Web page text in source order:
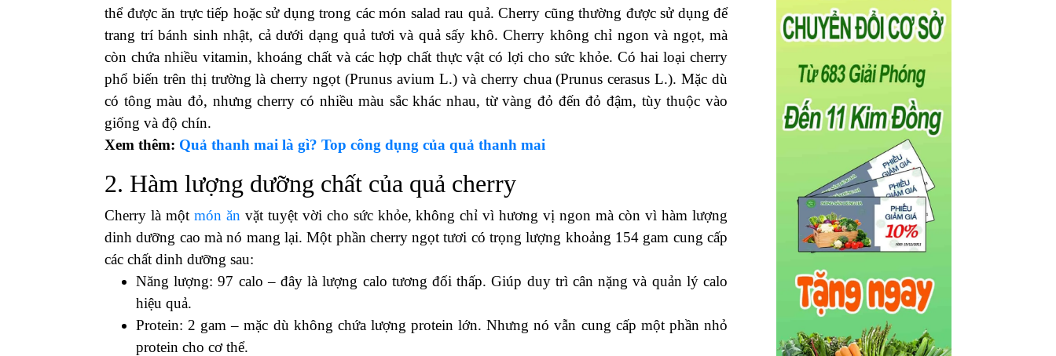
thể được ăn trực tiếp hoặc sử dụng trong các món salad rau quả. Cherry cũng thường được sử dụng để
trang trí bánh sinh nhật, cả dưới dạng quả tươi và quả sấy khô. Cherry không chỉ ngon và ngọt, mà
còn chứa nhiều vitamin, khoáng chất và các hợp chất thực vật có lợi cho sức khỏe. Có hai loại cherry
phổ biến trên thị trường là cherry ngọt (Prunus avium L.) và cherry chua (Prunus cerasus L.). Mặc dù
có tông màu đỏ, nhưng cherry có nhiều màu sắc khác nhau, từ vàng đỏ đến đỏ đậm, tùy thuộc vào
giống và độ chín.
Xem thêm: Quả thanh mai là gì? Top công dụng của quả thanh mai
2. Hàm lượng dưỡng chất của quả cherry
Cherry là một món ăn vặt tuyệt vời cho sức khỏe, không chỉ vì hương vị ngon mà còn vì hàm lượng
dinh dưỡng cao mà nó mang lại. Một phần cherry ngọt tươi có trọng lượng khoảng 154 gam cung cấp
các chất dinh dưỡng sau:
Năng lượng: 97 calo – đây là lượng calo tương đối thấp. Giúp duy trì cân nặng và quản lý calo
hiệu quả.
Protein: 2 gam – mặc dù không chứa lượng protein lớn. Nhưng nó vẫn cung cấp một phần nhỏ
protein cho cơ thể.